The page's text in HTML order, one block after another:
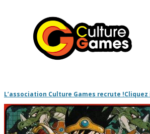
L’association Culture Games recrute !Cliquez